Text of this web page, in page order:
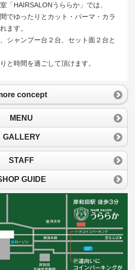
「HAIRSALONうららか」では、
でゆったりとカット・パーマ・カラ
ます。
シャンプー台２台、セット面２台と
と時間を過ごして頂けます。
concept
MENU
GALLERY
STAFF
GUIDE